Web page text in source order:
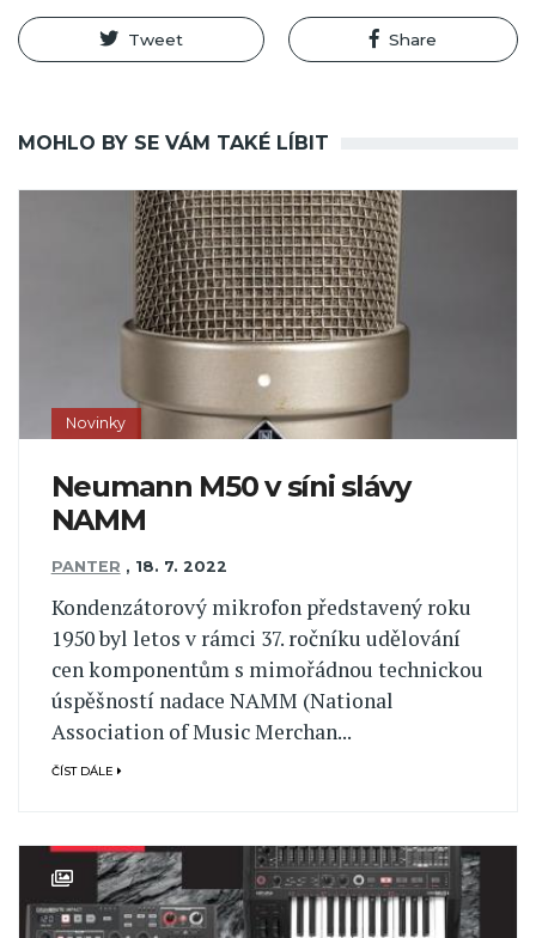
Tweet Share
MOHLO BY SE VÁM TAKÉ LÍBIT
Novinky
Neumann M50 v síni slávy
NAMM
PANTER , 18. 7. 2022
Kondenzátorový mikrofon představený roku
1950 byl letos v rámci 37. ročníku udělování
cen komponentům s mimořádnou technickou
úspěšností nadace NAMM (National
Association of Music Merchan...
ČÍST DÁLE